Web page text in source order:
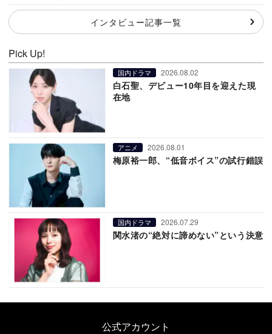
インタビュー記事一覧
Pick Up!
国内ドラマ 2026.08.02
白石聖、デビュー10年目を迎えた現
在地
アニメ 2026.08.01
梅原裕一郎、“低音ボイス”の試行錯誤
国内ドラマ 2026.07.29
関水渚の“絶対に諦めない”という決意
公式アカウント